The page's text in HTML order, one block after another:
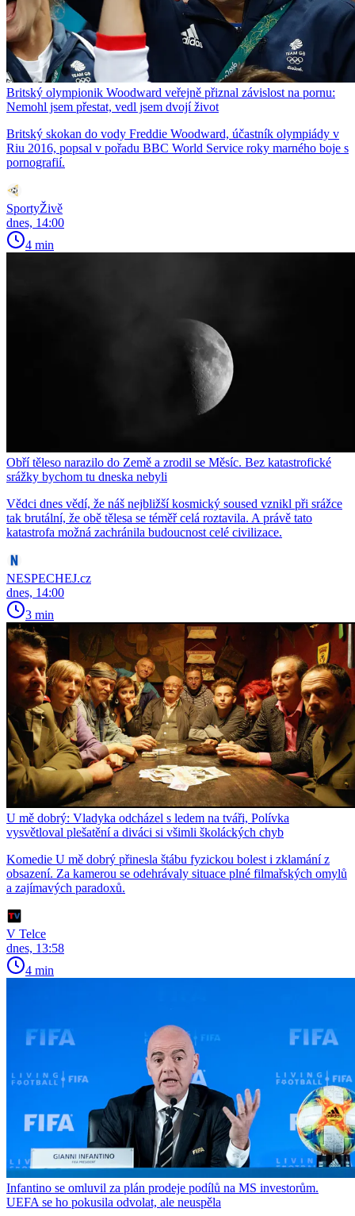
Britský olympionik Woodward veřejně přiznal závislost na pornu:
Nemohl jsem přestat, vedl jsem dvojí život
Britský skokan do vody Freddie Woodward, účastník olympiády v
Riu 2016, popsal v pořadu BBC World Service roky marného boje s
pornografií.
SportyŽivě
dnes, 14:00
4 min
Obří těleso narazilo do Země a zrodil se Měsíc. Bez katastrofické
srážky bychom tu dneska nebyli
Vědci dnes vědí, že náš nejbližší kosmický soused vznikl při srážce
tak brutální, že obě tělesa se téměř celá roztavila. A právě tato
katastrofa možná zachránila budoucnost celé civilizace.
NESPECHEJ.cz
dnes, 14:00
3 min
U mě dobrý: Vladyka odcházel s ledem na tváři, Polívka
vysvětloval plešatění a diváci si všimli školáckých chyb
Komedie U mě dobrý přinesla štábu fyzickou bolest i zklamání z
obsazení. Za kamerou se odehrávaly situace plné filmařských omylů
a zajímavých paradoxů.
V Telce
dnes, 13:58
4 min
Infantino se omluvil za plán prodeje podílů na MS investorům.
UEFA se ho pokusila odvolat, ale neuspěla